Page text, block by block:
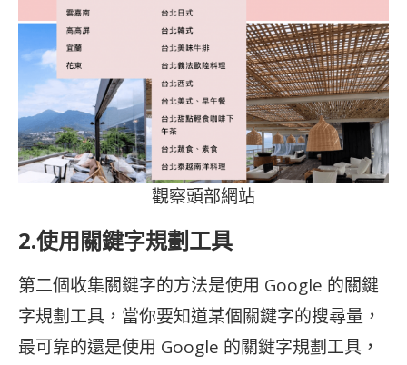
觀察頭部網站
2.使用關鍵字規劃工具
第二個收集關鍵字的方法是使用 Google 的關鍵
字規劃工具，當你要知道某個關鍵字的搜尋量，
最可靠的還是使用 Google 的關鍵字規劃工具，